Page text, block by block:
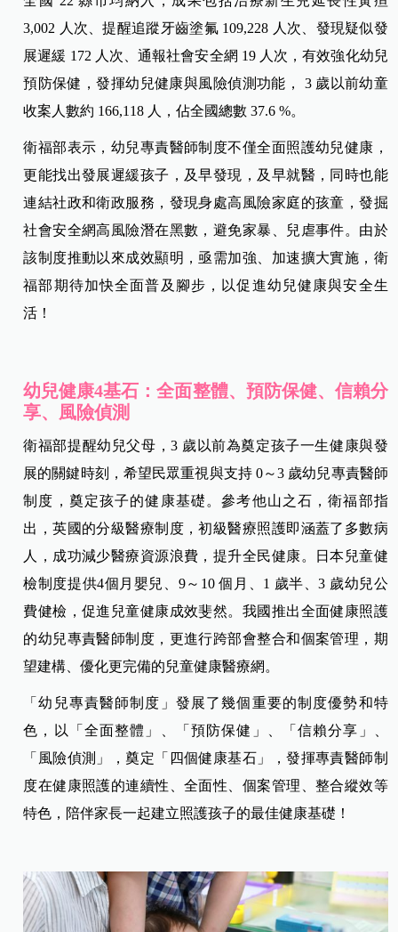
3,002 人次、提醒追蹤牙齒塗氟 109,228 人次、發現疑似發
展遲緩 172 人次、通報社會安全網 19 人次，有效強化幼兒
預防保健，發揮幼兒健康與風險偵測功能， 3 歲以前幼童
收案人數約 166,118 人，佔全國總數 37.6 %。
衛福部表示，幼兒專責醫師制度不僅全面照護幼兒健康，
更能找出發展遲緩孩子，及早發現，及早就醫，同時也能
連結社政和衛政服務，發現身處高風險家庭的孩童，發掘
社會安全網高風險潛在黑數，避免家暴、兒虐事件。由於
該制度推動以來成效顯明，亟需加強、加速擴大實施，衛
福部期待加快全面普及腳步，以促進幼兒健康與安全生
活！
幼兒健康4基石：全面整體、預防保健、信賴分
享、風險偵測
衛福部提醒幼兒父母，3 歲以前為奠定孩子一生健康與發
展的關鍵時刻，希望民眾重視與支持 0～3 歲幼兒專責醫師
制度，奠定孩子的健康基礎。參考他山之石，衛福部指
出，英國的分級醫療制度，初級醫療照護即涵蓋了多數病
人，成功減少醫療資源浪費，提升全民健康。日本兒童健
檢制度提供4個月嬰兒、9～10 個月、1 歲半、3 歲幼兒公
費健檢，促進兒童健康成效斐然。我國推出全面健康照護
的幼兒專責醫師制度，更進行跨部會整合和個案管理，期
望建構、優化更完備的兒童健康醫療網。
「幼兒專責醫師制度」發展了幾個重要的制度優勢和特
色，以「全面整體」、「預防保健」、「信賴分享」、
「風險偵測」，奠定「四個健康基石」，發揮專責醫師制
度在健康照護的連續性、全面性、個案管理、整合縱效等
特色，陪伴家長一起建立照護孩子的最佳健康基礎！